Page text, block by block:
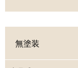
無塗装